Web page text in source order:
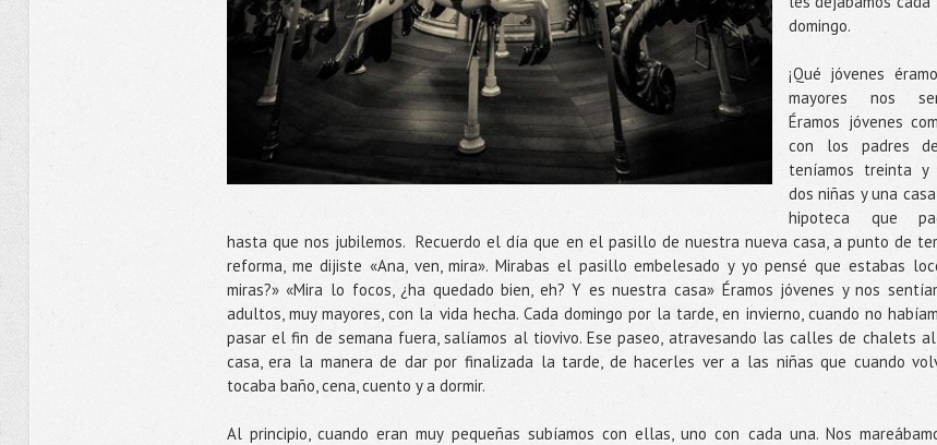
domingo.
¡Qué jóvenes
mayores nos
Éramos jóvenes
con los padres
teníamos treinta y
dos niñas y una
hipoteca que
hasta que nos jubilemos. Recuerdo el día que en el pasillo de nuestra nueva casa, a punto de
reforma, me dijiste «Ana, ven, mira». Mirabas el pasillo embelesado y yo pensé que estabas
miras?» «Mira lo focos, ¿ha quedado bien, eh? Y es nuestra casa» Éramos jóvenes y nos
adultos, muy mayores, con la vida hecha. Cada domingo por la tarde, en invierno, cuando no
pasar el fin de semana fuera, salíamos al tiovivo. Ese paseo, atravesando las calles de chalets
casa, era la manera de dar por finalizada la tarde, de hacerles ver a las niñas que cuando
tocaba baño, cena, cuento y a dormir.
Al principio, cuando eran muy pequeñas subíamos con ellas, uno con cada una. Nos